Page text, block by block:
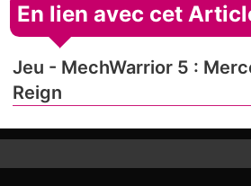
En lien avec cet
Jeu - MechWarrior 5 :
Reign